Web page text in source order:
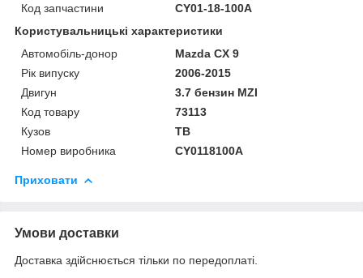
Код запчастини
CY01-18-100A
Користувальницькі характеристики
Автомобіль-донор
Mazda CX 9
Рік випуску
2006-2015
Двигун
3.7 бензин MZI
Код товару
73113
Кузов
TB
Номер виробника
CY0118100A
Приховати
Умови доставки
Доставка здійснюється тільки по передоплаті.